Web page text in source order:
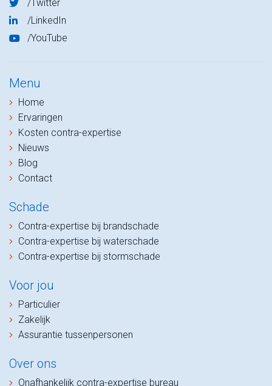
/Twitter
/LinkedIn
/YouTube
Menu
Home
Ervaringen
Kosten contra-expertise
Nieuws
Blog
Contact
Schade
Contra-expertise bij brandschade
Contra-expertise bij waterschade
Contra-expertise bij stormschade
Voor jou
Particulier
Zakelijk
Assurantie tussenpersonen
Over ons
Onafhankelijk contra-expertise bureau